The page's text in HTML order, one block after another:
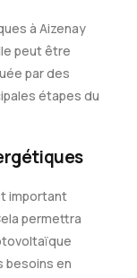
à Aizenay
peut être
par des
étapes du
important
permettra
besoins en